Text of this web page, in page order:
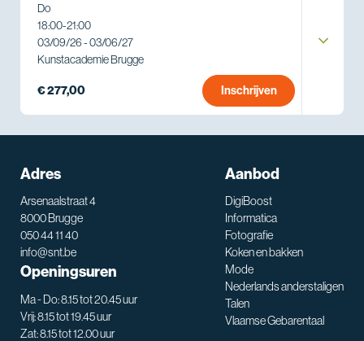
Do
18:00-21:00
03/09/26 - 03/06/27
Kunstacademie Brugge
€ 277,00 Inschrijven
Adres
Arsenaalstraat 4
8000 Brugge
050 44 11 40
info@snt.be
Openingsuren
Ma - Do: 8.15 tot 20.45 uur
Vrij: 8.15 tot 19.45 uur
Zat: 8.15 tot 12.00 uur
Aanbod
DigiBoost
Informatica
Fotografie
Koken en bakken
Mode
Nederlands anderstaligen
Talen
Vlaamse Gebarentaal